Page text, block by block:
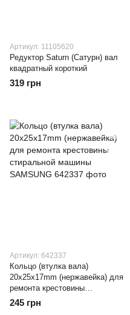
Артикул: 11105620
Редуктор Saturn (Сатурн) вал
квадратный короткий
319 грн
Артикул: 642337
Кольцо (втулка вала)
20x25x17mm (нержавейка) для
ремонта крестовины
стиральной машины
SAMSUNG
245 грн